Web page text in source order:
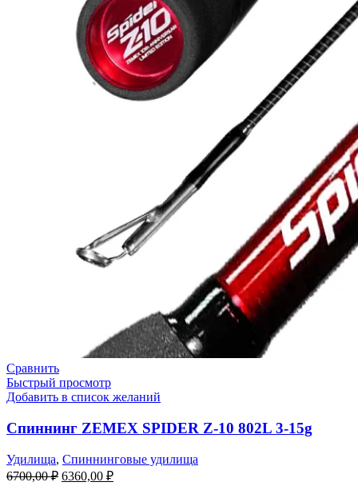
Сравнить
Быстрый просмотр
Добавить в список желаний
Спиннинг ZEMEX SPIDER Z-10 802L 3-15g
Удилища, Спиннинговые удилища
6700,00₽ 6360,00 ₽